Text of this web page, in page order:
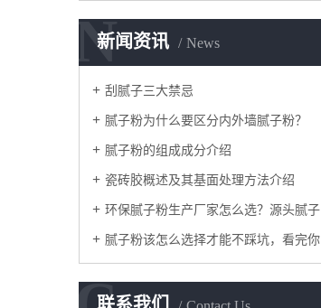
新闻资讯 News
N
刮腻子三大禁忌
腻子粉为什么要区分内外墙腻子粉？
腻子粉的组成成分介绍
瓷砖胶概述及其基面处理方法介绍
环保腻子粉生产厂家怎么选？源头腻子粉厂家实力
腻子粉该怎么选择才能不踩坑，看完你就知道了